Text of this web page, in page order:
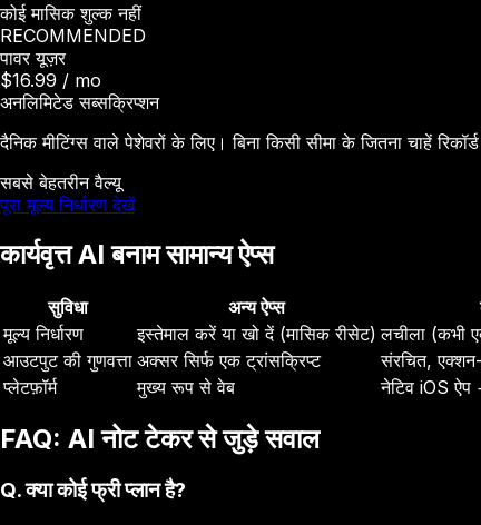
कोई मासिक शुल्क नहीं
RECOMMENDED
पावर यूज़र
$16.99 / mo
अनलिमिटेड सब्सक्रिप्शन
दैनिक मीटिंग्स वाले पेशेवरों के लिए। बिना किसी सीमा के जितना चाहें
सबसे बेहतरीन वैल्यू
पूरा मूल्य निर्धारण देखें
कार्यवृत्त AI बनाम सामान्य ऐप्स
सुविधा अन्य ऐप्स
मूल्य निर्धारण
इस्तेमाल करें या खो दें (मासिक रीसेट) लचीला (कभी
आउटपुट की गुणवत्ता अक्सर सिर्फ एक ट्रांसक्रिप्ट
संरचित,
प्लेटफ़ॉर्म
मुख्य रूप से वेब नेटिव iOS ऐप
FAQ: AI नोट टेकर से जुड़े सवाल
Q.क्या कोई फ्री प्लान है?